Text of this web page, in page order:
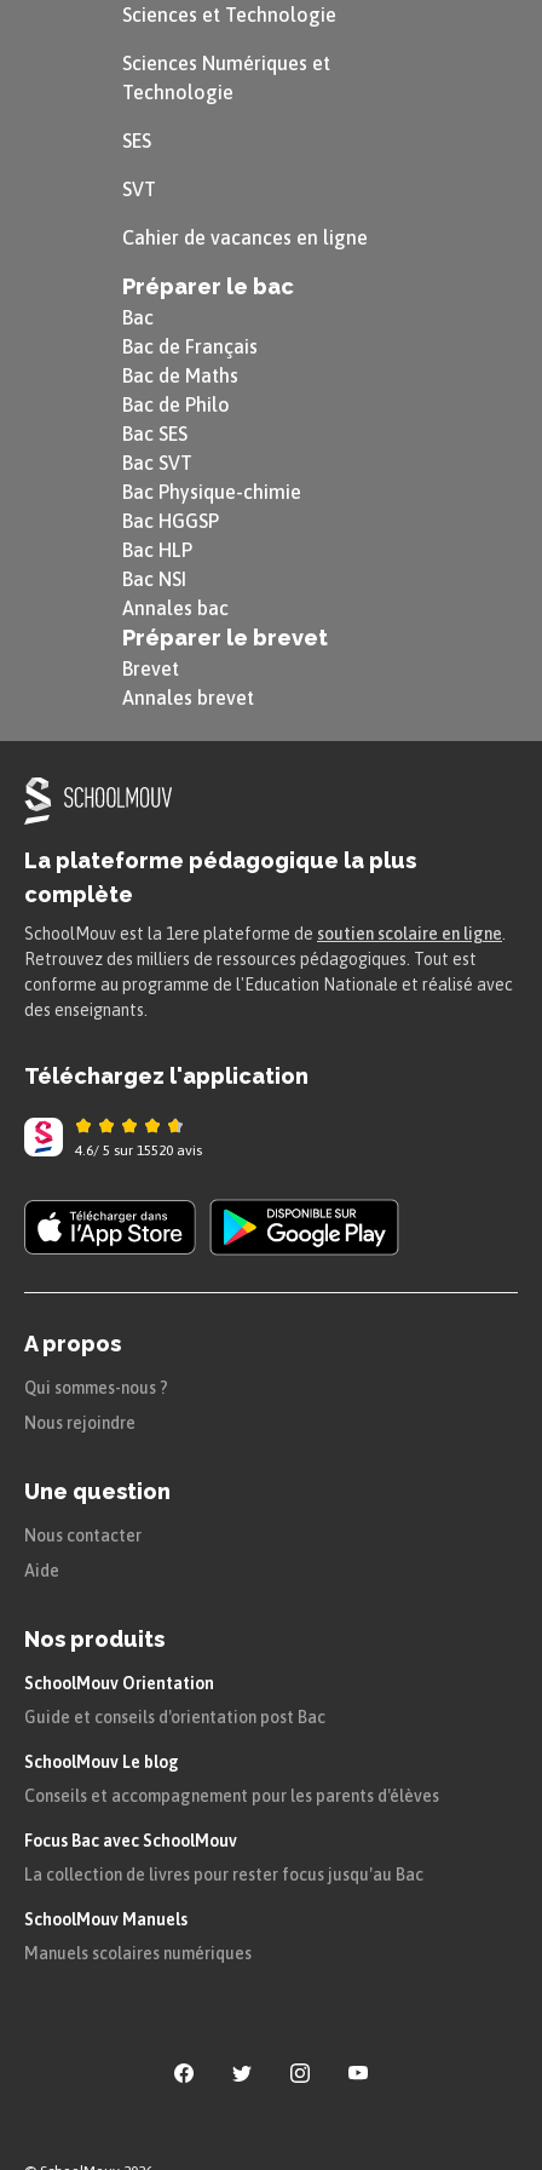
Sciences et Technologie
Sciences Numériques et
Technologie
SES
SVT
Cahier de vacances en ligne
Préparer le bac
Bac
Bac de Français
Bac de Maths
Bac de Philo
Bac SES
Bac SVT
Bac Physique-chimie
Bac HGGSP
Bac HLP
Bac NSI
Annales bac
Préparer le brevet
Brevet
Annales brevet
La plateforme pédagogique la plus
complète
SchoolMouv est la 1ere plateforme de soutien scolaire en ligne
Retrouvez des milliers de ressources pédagogiques. Tout est
conforme au programme de l'Education Nationale et réalisé avec
des enseignants.
Téléchargez l'application
4.6/ 5 sur 15520 avis
A propos
Qui sommes-nous ?
Nous rejoindre
Une question
Nous contacter
Aide
Nos produits
SchoolMouv Orientation
Guide et conseils d'orientation post Bac
SchoolMouv Le blog
Conseils et accompagnement pour les parents d'élèves
Focus Bac avec SchoolMouv
La collection de livres pour rester focus jusqu'au Bac
SchoolMouv Manuels
Manuels scolaires numériques